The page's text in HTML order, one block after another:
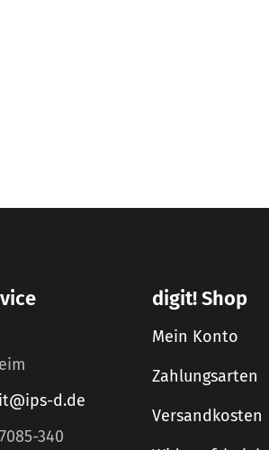
d.de
340
digit! Shop
Mein Konto
Zahlungsarten
Versandkosten